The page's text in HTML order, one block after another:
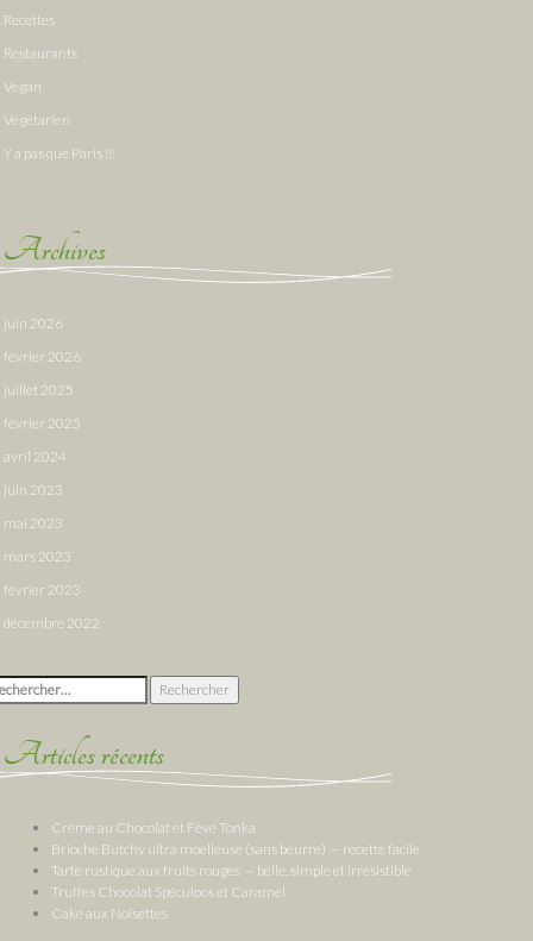
Recettes
Restaurants
Vegan
Végétarien
Y a pas que Paris !!!
Archives
juin 2026
février 2026
juillet 2025
février 2025
avril 2024
juin 2023
mai 2023
mars 2023
février 2023
décembre 2022
:
Articles récents
Crème au Chocolat et Fève Tonka
Brioche Butchy ultra moelleuse (sans beurre) — recette facile
Tarte rustique aux fruits rouges — belle, simple et irrésistible
Truffes Chocolat Spéculoos et Caramel
Cake aux Noisettes